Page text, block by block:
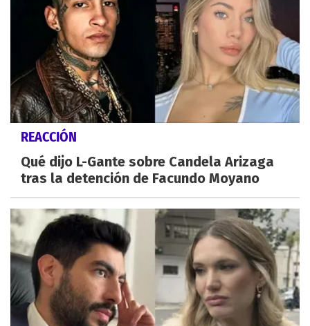
REACCIÓN
Qué dijo L-Gante sobre Candela Arizaga
tras la detención de Facundo Moyano